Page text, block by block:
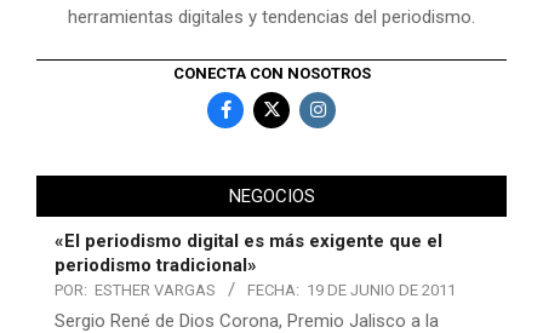
herramientas digitales y tendencias del periodismo.
CONECTA CON NOSOTROS
NEGOCIOS
«El periodismo digital es más exigente que el
periodismo tradicional»
POR: ESTHER VARGAS FECHA: 19 DE JUNIO DE 2011
Sergio René de Dios Corona, Premio Jalisco a la